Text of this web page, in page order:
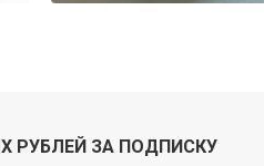
РУБЛЕЙ ЗА ПОДПИСКУ